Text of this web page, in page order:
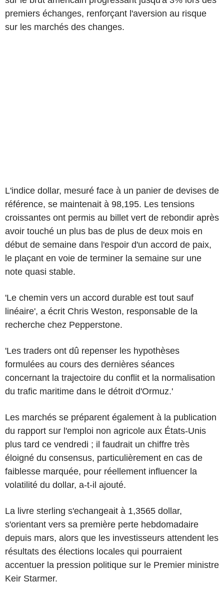
premiers échanges, renforçant l'aversion au risque
sur les marchés des changes.
L'indice dollar, mesuré face à un panier de devises de
référence, se maintenait à 98,195. Les tensions
croissantes ont permis au billet vert de rebondir après
avoir touché un plus bas de plus de deux mois en
début de semaine dans l'espoir d'un accord de paix,
le plaçant en voie de terminer la semaine sur une
note quasi stable.
'Le chemin vers un accord durable est tout sauf
linéaire', a écrit Chris Weston, responsable de la
recherche chez Pepperstone.
'Les traders ont dû repenser les hypothèses
formulées au cours des dernières séances
concernant la trajectoire du conflit et la normalisation
du trafic maritime dans le détroit d'Ormuz.'
Les marchés se préparent également à la publication
du rapport sur l'emploi non agricole aux États-Unis
plus tard ce vendredi ; il faudrait un chiffre très
éloigné du consensus, particulièrement en cas de
faiblesse marquée, pour réellement influencer la
volatilité du dollar, a-t-il ajouté.
La livre sterling s'echangeait à 1,3565 dollar,
s'orientant vers sa première perte hebdomadaire
depuis mars, alors que les investisseurs attendent les
résultats des élections locales qui pourraient
accentuer la pression politique sur le Premier ministre
Keir Starmer.